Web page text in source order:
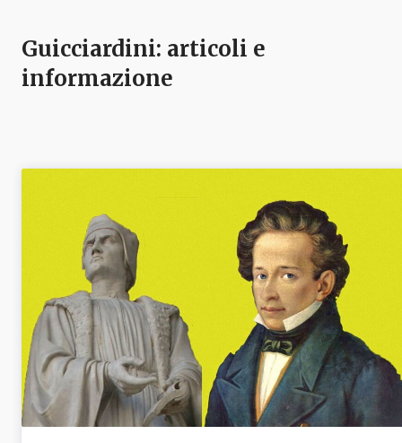
Guicciardini: articoli e
informazione